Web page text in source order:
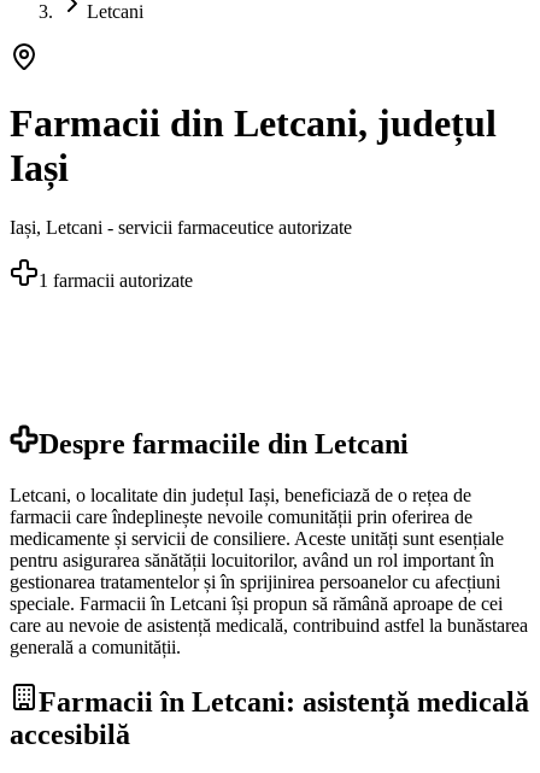
Letcani
Farmacii din Letcani, județul
Iași
Iași, Letcani - servicii farmaceutice autorizate
1 farmacii autorizate
Despre farmaciile din Letcani
Letcani, o localitate din județul Iași, beneficiază de o rețea de
farmacii care îndeplinește nevoile comunității prin oferirea de
medicamente și servicii de consiliere. Aceste unități sunt esențiale
pentru asigurarea sănătății locuitorilor, având un rol important în
gestionarea tratamentelor și în sprijinirea persoanelor cu afecțiuni
speciale. Farmacii în Letcani își propun să rămână aproape de cei
care au nevoie de asistență medicală, contribuind astfel la bunăstarea
generală a comunității.
Farmacii în Letcani: asistență medicală
accesibilă